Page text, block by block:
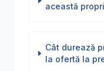
această
Cât durează
la ofertă la